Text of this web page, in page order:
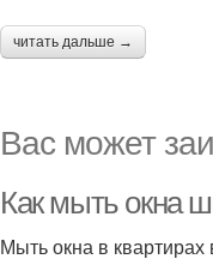
читать дальше →
Вас может
Как мыть окна
Мыть окна в квартирах